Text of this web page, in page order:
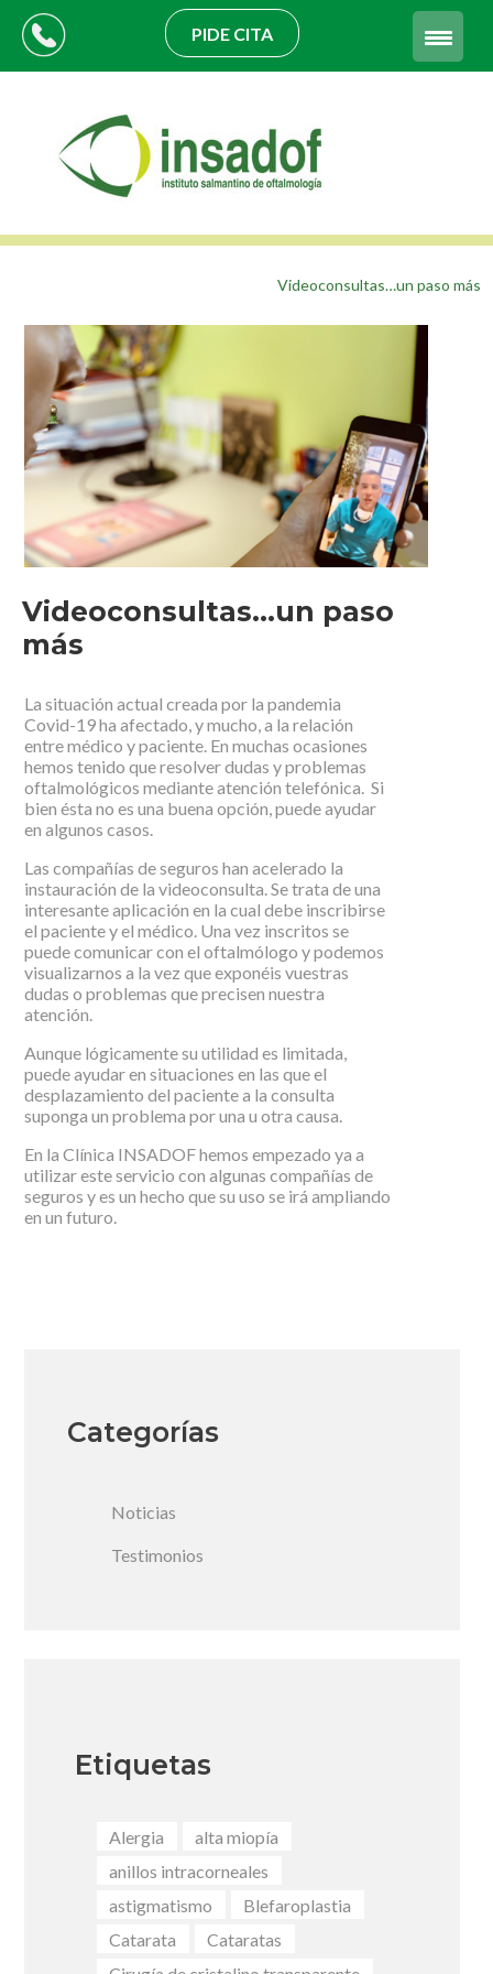
PIDE CITA
Videoconsultas…un paso más
Videoconsultas…un paso
más
La situación actual creada por la pandemia
Covid-19 ha afectado, y mucho, a la relación
entre médico y paciente. En muchas ocasiones
hemos tenido que resolver dudas y problemas
oftalmológicos mediante atención telefónica. Si
bien ésta no es una buena opción, puede ayudar
en algunos casos.
Las compañías de seguros han acelerado la
instauración de la videoconsulta. Se trata de una
interesante aplicación en la cual debe inscribirse
el paciente y el médico. Una vez inscritos se
puede comunicar con el oftalmólogo y podemos
visualizarnos a la vez que exponéis vuestras
dudas o problemas que precisen nuestra
atención.
Aunque lógicamente su utilidad es limitada,
puede ayudar en situaciones en las que el
desplazamiento del paciente a la consulta
suponga un problema por una u otra causa.
En la Clínica INSADOF hemos empezado ya a
utilizar este servicio con algunas compañías de
seguros y es un hecho que su uso se irá ampliando
en un futuro.
Categorías
Noticias
Testimonios
Etiquetas
Alergia
alta miopía
anillos intracorneales
astigmatismo
Blefaroplastia
Catarata
Cataratas